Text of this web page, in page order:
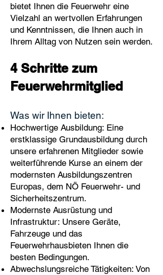
bietet Ihnen die Feuerwehr eine
Vielzahl an wertvollen Erfahrungen
und Kenntnissen, die Ihnen auch in
Ihrem Alltag von Nutzen sein werden.
4 Schritte zum
Feuerwehrmitglied
Was wir Ihnen bieten:
Hochwertige Ausbildung: Eine
erstklassige Grundausbildung durch
unsere erfahrenen Mitglieder sowie
weiterführende Kurse an einem der
modernsten Ausbildungszentren
Europas, dem NÖ Feuerwehr- und
Sicherheitszentrum.
Modernste Ausrüstung und
Infrastruktur: Unsere Geräte,
Fahrzeuge und das
Feuerwehrhausbieten Ihnen die
besten Bedingungen.
Abwechslungsreiche Tätigkeiten: Von